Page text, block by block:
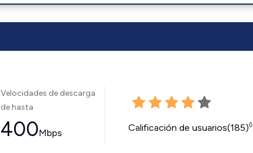
Velocidades de descarga
de hasta
400Mbps Calificación de usuarios(185)◊